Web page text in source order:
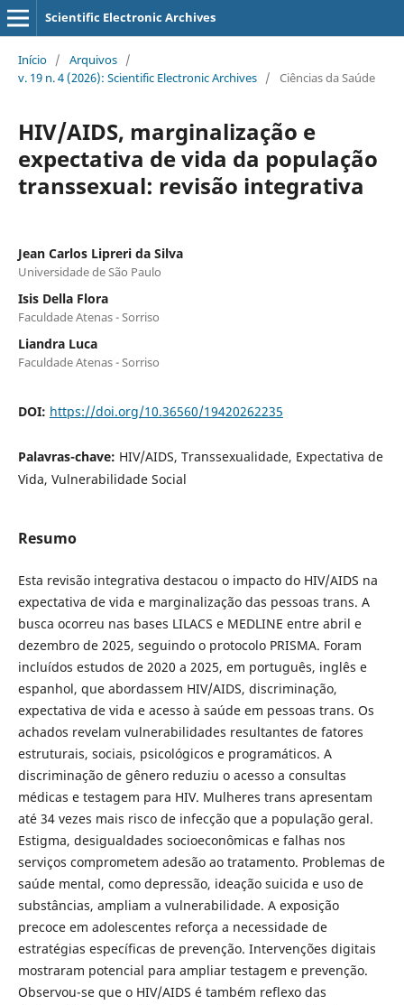
Scientific Electronic Archives
Início / Arquivos /
v. 19 n. 4 (2026): Scientific Electronic Archives / Ciências da Saúde
HIV/AIDS, marginalização e
expectativa de vida da população
transsexual: revisão integrativa
Jean Carlos Lipreri da Silva
Universidade de São Paulo
Isis Della Flora
Faculdade Atenas - Sorriso
Liandra Luca
Faculdade Atenas - Sorriso
DOI: https://doi.org/10.36560/19420262235
Palavras-chave: HIV/AIDS, Transsexualidade, Expectativa de
Vida, Vulnerabilidade Social
Resumo
Esta revisão integrativa destacou o impacto do HIV/AIDS na
expectativa de vida e marginalização das pessoas trans. A
busca ocorreu nas bases LILACS e MEDLINE entre abril e
dezembro de 2025, seguindo o protocolo PRISMA. Foram
incluídos estudos de 2020 a 2025, em português, inglês e
espanhol, que abordassem HIV/AIDS, discriminação,
expectativa de vida e acesso à saúde em pessoas trans. Os
achados revelam vulnerabilidades resultantes de fatores
estruturais, sociais, psicológicos e programáticos. A
discriminação de gênero reduziu o acesso a consultas
médicas e testagem para HIV. Mulheres trans apresentam
até 34 vezes mais risco de infecção que a população geral.
Estigma, desigualdades socioeconômicas e falhas nos
serviços comprometem adesão ao tratamento. Problemas de
saúde mental, como depressão, ideação suicida e uso de
substâncias, ampliam a vulnerabilidade. A exposição
precoce em adolescentes reforça a necessidade de
estratégias específicas de prevenção. Intervenções digitais
mostraram potencial para ampliar testagem e prevenção.
Observou-se que o HIV/AIDS é também reflexo das